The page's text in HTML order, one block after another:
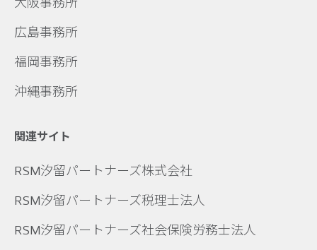
広島事務所
福岡事務所
沖縄事務所
関連サイト
RSM汐留パートナーズ株式会社
RSM汐留パートナーズ税理士法人
RSM汐留パートナーズ社会保険労務士法人